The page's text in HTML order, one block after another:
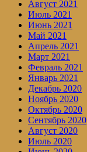
Август 2021
Июль 2021
Июнь 2021
Май 2021
Апрель 2021
Март 2021
Февраль 2021
Январь 2021
Декабрь 2020
Ноябрь 2020
Октябрь 2020
Сентябрь 2020
Август 2020
Июль 2020